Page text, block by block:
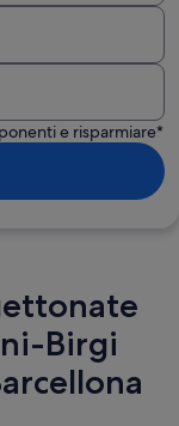
e risparmiare*
Birgi